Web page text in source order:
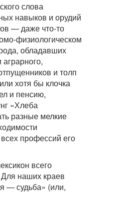
слова
навыков и орудий
— даже что-то
физиологическом
обладавших
и толп
хотя бы клочка
и пенсию,
«Хлеба
разные мелкие
профессий его
всего
Для наших краев
— судьба» (или,